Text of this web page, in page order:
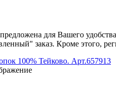
предложена для Вашего
заказ. Кроме этого,